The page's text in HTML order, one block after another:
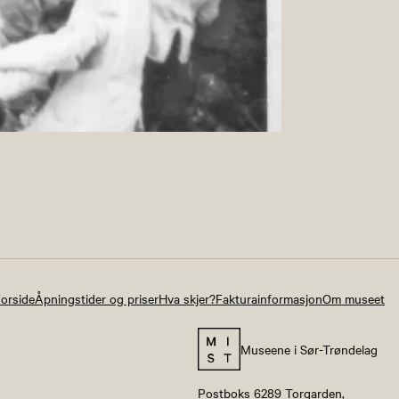
Åpningstider og priserHva skjer?FakturainformasjonOm museet
Museene i Sør-Trøndelag
Postboks 6289 Torgarden,